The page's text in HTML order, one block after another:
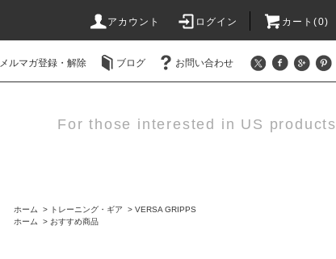
アカウント ログイン カート(0)
メルマガ登録・解除 ブログ お問い合わせ
For those interested in US products
ホーム > トレーニング・ギア > VERSA GRIPPS
ホーム
> おすすめ商品